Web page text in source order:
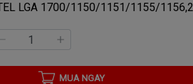
LGA 1700/1150/1151/1155/
MUA NGAY